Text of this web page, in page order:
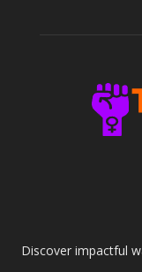
Discover impactful